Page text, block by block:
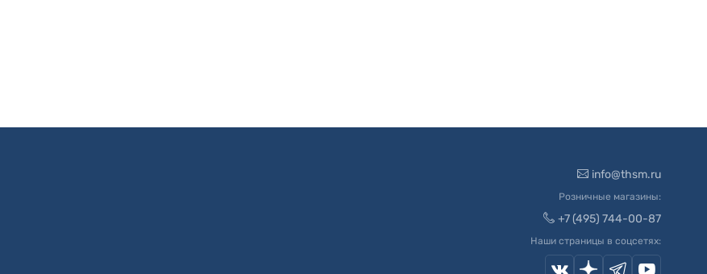
info@thsm.ru
Розничные магазины:
+7 (495) 744-00-87
Наши страницы в соцсетях: